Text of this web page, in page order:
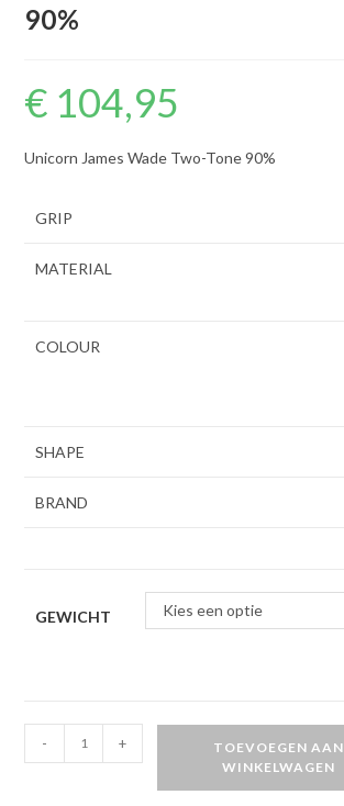
90%
€ 104,95
Unicorn James Wade Two-Tone 90%
GRIP
MATERIAL
COLOUR
SHAPE
BRAND
GEWICHT Kies een optie
James
- +
TOEVOEGEN AAN
WINKELWAGEN